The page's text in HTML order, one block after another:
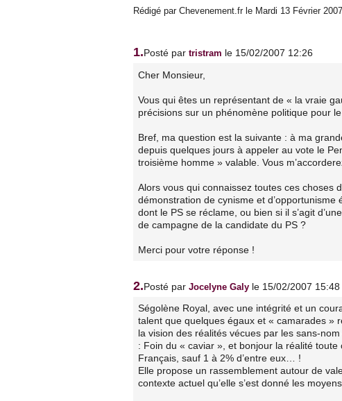
Rédigé par Chevenement.fr le Mardi 13 Février
1.Posté par tristram le 15/02/2007 12:26
Cher Monsieur,
Vous qui êtes un représentant de « la vraie
précisions sur un phénomène politique pour
Bref, ma question est la suivante : à ma
depuis quelques jours à appeler au vote le
troisième homme » valable. Vous
Alors vous qui connaissez toutes ces choses
démonstration de cynisme et
dont le PS se réclame, ou bien si il s’agit
de campagne de la candidate du PS ?
Merci pour votre réponse !
2.Posté par Jocelyne Galy le 15/02/2007 15:48
Ségolène Royal, avec une intégrité et un
talent que quelques égaux et « camarades »
la vision des réalités vécues par les sans-
: Foin du « caviar », et bonjour la réalité toute
Français, sauf 1 à 2% d’entre eux… !
Elle propose un rassemblement autour de
contexte actuel qu’elle s’est donné les